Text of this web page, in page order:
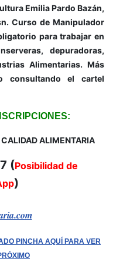
Emilia Pardo Bazán,
Curso de Manipulador
para trabajar en
depuradoras,
Alimentarias. Más
consultando el cartel
ALIMENTARIA
(Posibilidad de
)
PINCHA AQUÍ PARA VER